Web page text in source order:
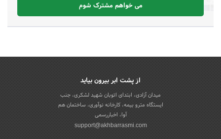
می خواهم مشترک شوم
از پشت ابر بیرون بیاید
میدان آزادی، ابتدای اتوبان شهید لشکری، جنب
ایستگاه مترو بیمه، کارخانه نوآوری، ساختمان هم
آوا، اخباررسمی
support@akhbarrasmi.com